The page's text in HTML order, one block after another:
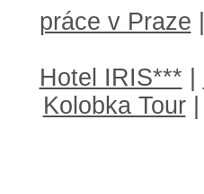
práce v Praze
Hotel IRIS***
Kolobka Tour